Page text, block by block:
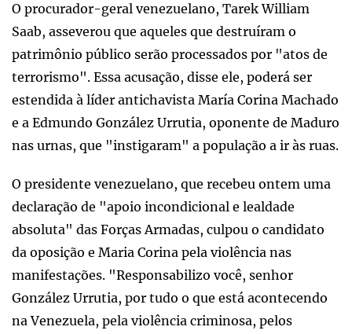
O procurador-geral venezuelano, Tarek William
Saab, asseverou que aqueles que destruíram o
patrimônio público serão processados por "atos de
terrorismo". Essa acusação, disse ele, poderá ser
estendida à líder antichavista María Corina Machado
e a Edmundo González Urrutia, oponente de Maduro
nas urnas, que "instigaram" a população a ir às ruas.
O presidente venezuelano, que recebeu ontem uma
declaração de "apoio incondicional e lealdade
absoluta" das Forças Armadas, culpou o candidato
da oposição e Maria Corina pela violência nas
manifestações. "Responsabilizo você, senhor
González Urrutia, por tudo o que está acontecendo
na Venezuela, pela violência criminosa, pelos